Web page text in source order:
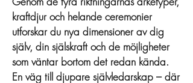
kraftdjur och helande ceremonier
utforskar du nya dimensioner av dig
själv, din själskraft och de möjligheter
som väntar bortom det redan kända.
En väg till djupare självledarskap – där